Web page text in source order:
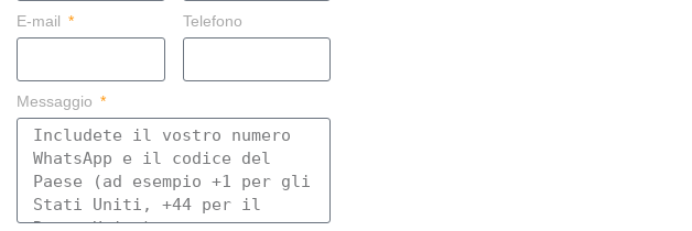
E-mail Telefono
Messaggio